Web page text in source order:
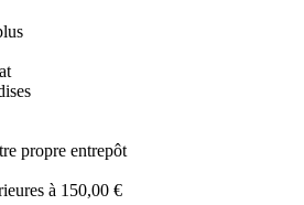
propre entrepôt
à 150,00 €